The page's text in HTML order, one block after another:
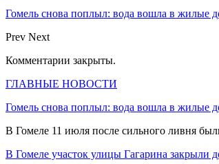
Гомель снова поплыл: вода вошла в жилые
Prev Next
Комментарии закрыты.
ГЛАВНЫЕ НОВОСТИ
Гомель снова поплыл: вода вошла в жилые
В Гомеле 11 июля после сильного ливня
В Гомеле участок улицы Гагарина закрыли